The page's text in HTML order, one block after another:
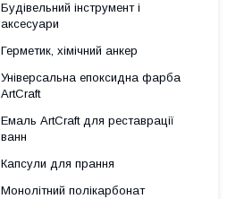
Будівельний інструмент і
аксесуари
Герметик, хімічний анкер
Універсальна епоксидна фарба
ArtCraft
Емаль ArtCraft для реставрації
ванн
Капсули для прання
Монолітний полікарбонат